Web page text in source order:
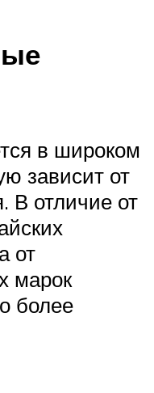
в широком
зависит от
В отличие от
от
марок
более